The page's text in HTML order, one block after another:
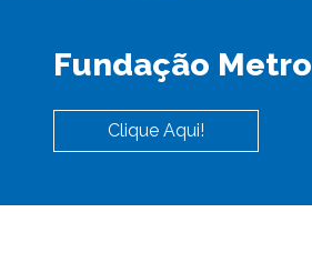
Fundação Metro
Clique Aqui!